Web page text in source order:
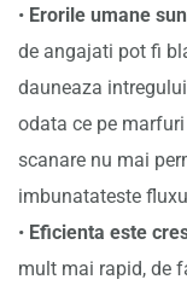
• Erorile umane
de angajati pot fi
dauneaza
odata ce pe
scanare nu mai
imbunatateste
• Eficienta este
mult mai rapid, de